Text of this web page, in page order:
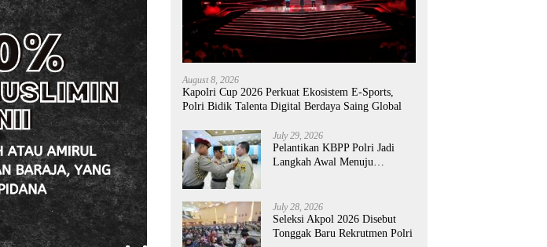
August 8, 2026
Kapolri Cup 2026 Perkuat Ekosistem E-Sports,
Polri Bidik Talenta Digital Berdaya Saing Global
July 29, 2026
Pelantikan KBPP Polri Jadi
Langkah Awal Menuju
July 28, 2026
Seleksi Akpol 2026 Disebut
Tonggak Baru Rekrutmen Polri